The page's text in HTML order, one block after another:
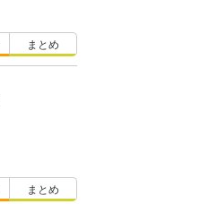
まとめ
まとめ